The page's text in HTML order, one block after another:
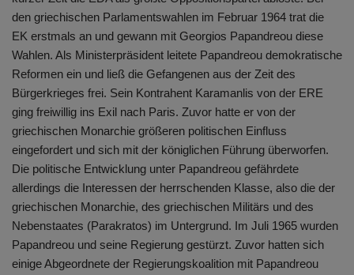
den griechischen Parlamentswahlen im Februar 1964 trat die
EK erstmals an und gewann mit Georgios Papandreou diese
Wahlen. Als Ministerpräsident leitete Papandreou demokratische
Reformen ein und ließ die Gefangenen aus der Zeit des
Bürgerkrieges frei. Sein Kontrahent Karamanlis von der ERE
ging freiwillig ins Exil nach Paris. Zuvor hatte er von der
griechischen Monarchie größeren politischen Einfluss
eingefordert und sich mit der königlichen Führung überworfen.
Die politische Entwicklung unter Papandreou gefährdete
allerdings die Interessen der herrschenden Klasse, also die der
griechischen Monarchie, des griechischen Militärs und des
Nebenstaates (Parakratos) im Untergrund. Im Juli 1965 wurden
Papandreou und seine Regierung gestürzt. Zuvor hatten sich
einige Abgeordnete der Regierungskoalition mit Papandreou